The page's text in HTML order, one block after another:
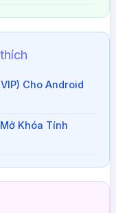
Cho Android
Khóa Tính